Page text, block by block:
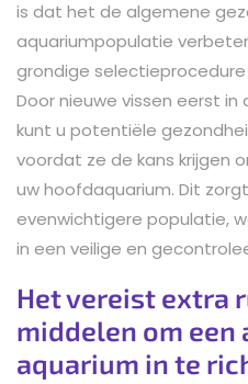
is dat het de algemene
aquariumpopulatie
grondige
Door nieuwe vissen eerst
kunt u potentiële
voordat ze de kans krijgen
uw hoofdaquarium. Dit
evenwichtigere populatie,
in een veilige en
Het vereist extra
middelen om
aquarium in te